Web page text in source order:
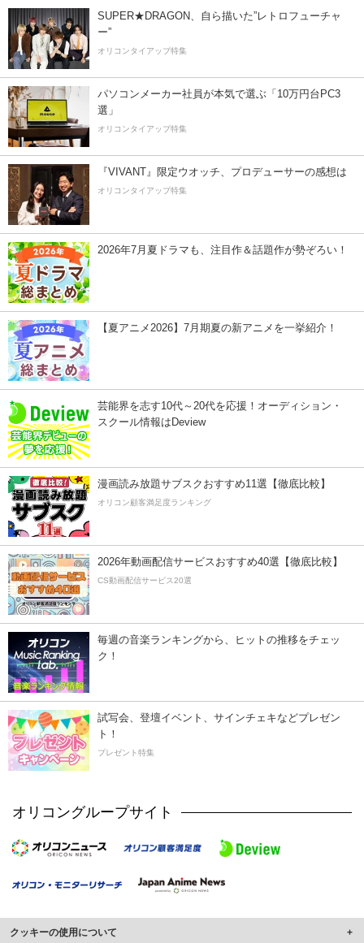
SUPER★DRAGON、自ら描いた”レトロフューチャ
ー”
オリコンタイアップ特集
パソコンメーカー社員が本気で選ぶ「10万円台PC3
選」
オリコンタイアップ特集
『VIVANT』限定ウオッチ、プロデューサーの感想は
オリコンタイアップ特集
2026年7月夏ドラマも、注目作＆話題作が勢ぞろい！
【夏アニメ2026】7月期夏の新アニメを一挙紹介！
芸能界を志す10代～20代を応援！オーディション・
スクール情報はDeview
漫画読み放題サブスクおすすめ11選【徹底比較】
オリコン顧客満足度ランキング
2026年動画配信サービスおすすめ40選【徹底比較】
CS動画配信サービス20選
毎週の音楽ランキングから、ヒットの推移をチェッ
ク！
試写会、登壇イベント、サインチェキなどプレゼン
ト！
プレゼント特集
オリコングループサイト
クッキーの使用について